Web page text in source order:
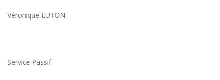
Véronique LUTON
Service Passif